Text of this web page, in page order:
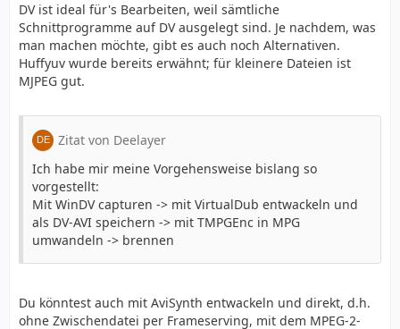
DV ist ideal für's Bearbeiten, weil sämtliche
Schnittprogramme auf DV ausgelegt sind. Je nachdem, was
man machen möchte, gibt es auch noch Alternativen.
Huffyuv wurde bereits erwähnt; für kleinere Dateien ist
MJPEG gut.
Zitat von Deelayer
Ich habe mir meine Vorgehensweise bislang so
vorgestellt:
Mit WinDV capturen -> mit VirtualDub entwackeln und
als DV-AVI speichern -> mit TMPGEnc in MPG
umwandeln -> brennen
Du könntest auch mit AviSynth entwackeln und direkt, d.h.
ohne Zwischendatei per Frameserving, mit dem MPEG-2-